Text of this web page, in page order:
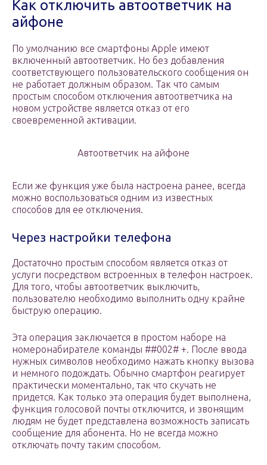
Как отключить автоответчик на
айфоне
По умолчанию все смартфоны Apple имеют
включенный автоответчик. Но без добавления
соответствующего пользовательского сообщения он
не работает должным образом. Так что самым
простым способом отключения автоответчика на
новом устройстве является отказ от его
своевременной активации.
Автоответчик на айфоне
Если же функция уже была настроена ранее, всегда
можно воспользоваться одним из известных
способов для ее отключения.
Через настройки телефона
Достаточно простым способом является отказ от
услуги посредством встроенных в телефон настроек.
Для того, чтобы автоответчик выключить,
пользователю необходимо выполнить одну крайне
быструю операцию.
Эта операция заключается в простом наборе на
номеронабирателе команды ##002# +. После ввода
нужных символов необходимо нажать кнопку вызова
и немного подождать. Обычно смартфон реагирует
практически моментально, так что скучать не
придется. Как только эта операция будет выполнена,
функция голосовой почты отключится, и звонящим
людям не будет представлена возможность записать
сообщение для абонента. Но не всегда можно
отключать почту таким способом.